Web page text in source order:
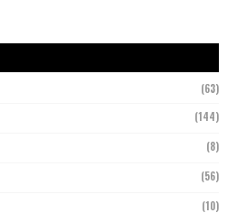
(63)
(144)
(8)
(56)
(10)